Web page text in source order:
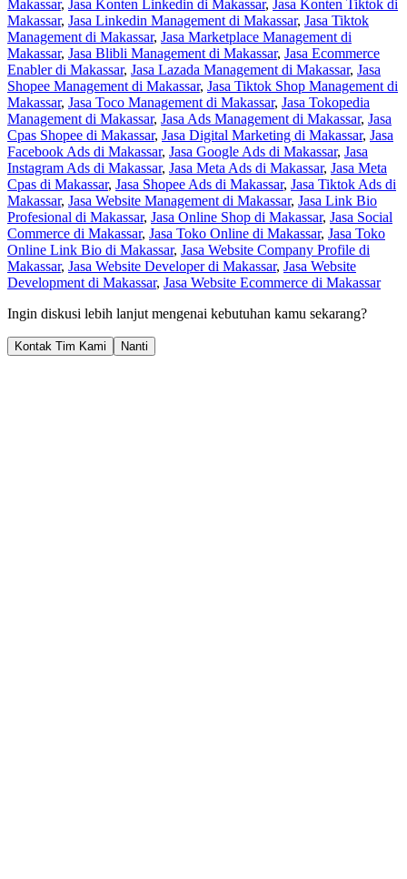
Makassar, Jasa Konten Linkedin di Makassar, Jasa Konten Tiktok di
Makassar, Jasa Linkedin Management di Makassar, Jasa Tiktok
Management di Makassar, Jasa Marketplace Management di
Makassar, Jasa Blibli Management di Makassar, Jasa Ecommerce
Enabler di Makassar, Jasa Lazada Management di Makassar, Jasa
Shopee Management di Makassar, Jasa Tiktok Shop Management di
Makassar, Jasa Toco Management di Makassar, Jasa Tokopedia
Management di Makassar, Jasa Ads Management di Makassar, Jasa
Cpas Shopee di Makassar, Jasa Digital Marketing di Makassar, Jasa
Facebook Ads di Makassar, Jasa Google Ads di Makassar, Jasa
Instagram Ads di Makassar, Jasa Meta Ads di Makassar, Jasa Meta
Cpas di Makassar, Jasa Shopee Ads di Makassar, Jasa Tiktok Ads di
Makassar, Jasa Website Management di Makassar, Jasa Link Bio
Profesional di Makassar, Jasa Online Shop di Makassar, Jasa Social
Commerce di Makassar, Jasa Toko Online di Makassar, Jasa Toko
Online Link Bio di Makassar, Jasa Website Company Profile di
Makassar, Jasa Website Developer di Makassar, Jasa Website
Development di Makassar, Jasa Website Ecommerce di Makassar
Ingin diskusi lebih lanjut mengenai kebutuhan kamu sekarang?
Kontak Tim Kami Nanti